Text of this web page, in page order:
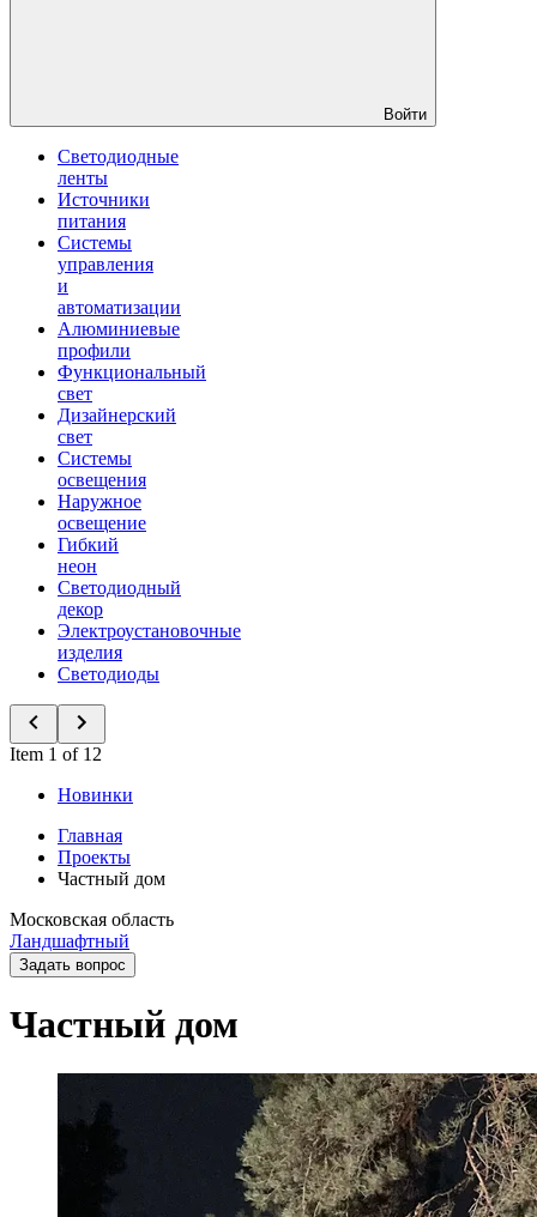
Войти
Светодиодные
ленты
Источники
питания
Системы
управления
и
автоматизации
Алюминиевые
профили
Функциональный
свет
Дизайнерский
свет
Системы
освещения
Наружное
освещение
Гибкий
неон
Светодиодный
декор
Электроустановочные
изделия
Светодиоды
Item 1 of 12
Новинки
Главная
Проекты
Частный дом
Московская область
Ландшафтный
Задать вопрос
Частный дом